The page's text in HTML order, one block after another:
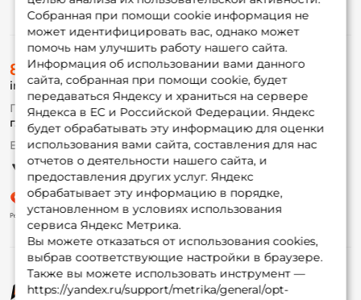
Собранная при помощи cookie информация не
может идентифицировать вас, однако может
помочь нам улучшить работу нашего сайта.
Информация об использовании вами данного
сайта, собранная при помощи cookie, будет
передаваться Яндексу и храниться на сервере
Яндекса в ЕС и Российской Федерации. Яндекс
будет обрабатывать эту информацию для оценки
использования вами сайта, составления для нас
отчетов о деятельности нашего сайта, и
предоставления других услуг. Яндекс
обрабатывает эту информацию в порядке,
установленном в условиях использования
сервиса Яндекс Метрика.
Вы можете отказаться от использования cookies,
выбрав соответствующие настройки в браузере.
Также вы можете использовать инструмент —
https://yandex.ru/support/metrika/general/opt-
Информация
О магазине
Доставка
Оплата
Fox-bonus
Гуру
Партнерская программа
8 (495) 532-77-88
info@foxfishing.ru
По вопросам с заказом
г. Москва, ул. Плеханова д.7
Ежедневно 10:00 до 20:00